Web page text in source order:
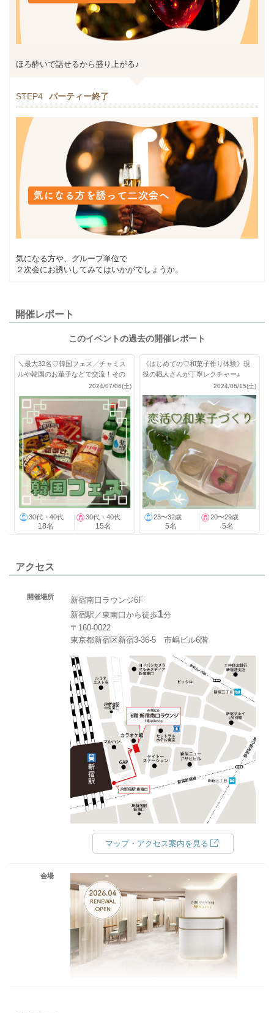
ほろ酔いで話せるから盛り上がる♪
STEP4 パーティー終了
気になる方や、グループ単位で
２次会にお誘いしてみてはいかがでしょうか。
開催レポート
このイベントの過去の開催レポート
＼最大32名♡韓国フェス╱チャミス
ルや韓国のお菓子などで交流！その
2024/07/06(土)
30代・40代
18名
30代・40代
15名
《はじめての♡和菓子作り体験》現
役の職人さんが丁寧レクチャー♪
2024/06/15(土)
23〜32歳
5名
20〜29歳
5名
アクセス
開催場所
新宿南口ラウンジ6F
新宿駅／東南口から徒歩1分
〒160-0022
東京都新宿区新宿3-36-5 市嶋ビル6階
マップ・アクセス案内を見る
会場